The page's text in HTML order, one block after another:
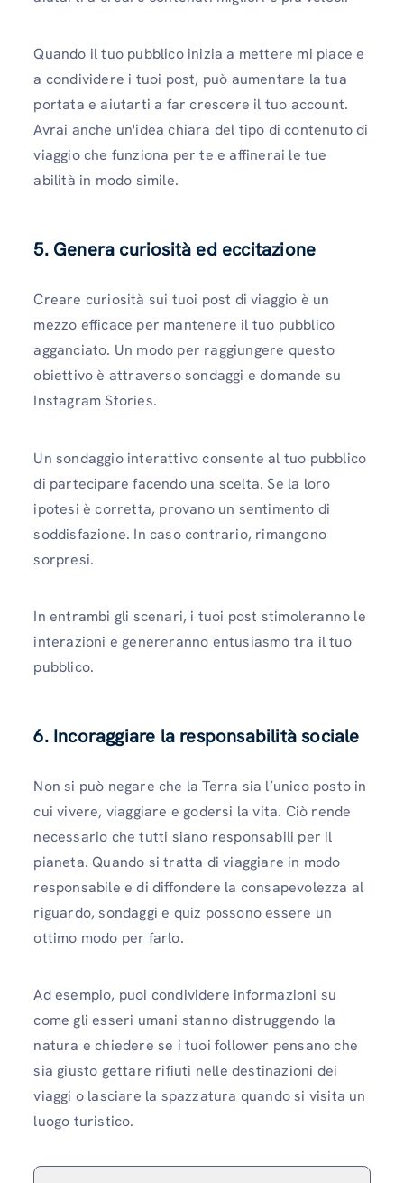
Quando il tuo pubblico inizia a mettere mi piace e
a condividere i tuoi post, può aumentare la tua
portata e aiutarti a far crescere il tuo account.
Avrai anche un'idea chiara del tipo di contenuto di
viaggio che funziona per te e affinerai le tue
abilità in modo simile.
5. Genera curiosità ed eccitazione
Creare curiosità sui tuoi post di viaggio è un
mezzo efficace per mantenere il tuo pubblico
agganciato. Un modo per raggiungere questo
obiettivo è attraverso sondaggi e domande su
Instagram Stories.
Un sondaggio interattivo consente al tuo pubblico
di partecipare facendo una scelta. Se la loro
ipotesi è corretta, provano un sentimento di
soddisfazione. In caso contrario, rimangono
sorpresi.
In entrambi gli scenari, i tuoi post stimoleranno le
interazioni e genereranno entusiasmo tra il tuo
pubblico.
6. Incoraggiare la responsabilità sociale
Non si può negare che la Terra sia l’unico posto in
cui vivere, viaggiare e godersi la vita. Ciò rende
necessario che tutti siano responsabili per il
pianeta. Quando si tratta di viaggiare in modo
responsabile e di diffondere la consapevolezza al
riguardo, sondaggi e quiz possono essere un
ottimo modo per farlo.
Ad esempio, puoi condividere informazioni su
come gli esseri umani stanno distruggendo la
natura e chiedere se i tuoi follower pensano che
sia giusto gettare rifiuti nelle destinazioni dei
viaggi o lasciare la spazzatura quando si visita un
luogo turistico.